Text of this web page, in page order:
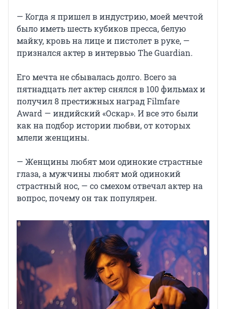
— Когда я пришел в индустрию, моей мечтой
было иметь шесть кубиков пресса, белую
майку, кровь на лице и пистолет в руке, —
признался актер в интервью The Guardian.
Его мечта не сбывалась долго. Всего за
пятнадцать лет актер снялся в 100 фильмах и
получил 8 престижных наград Filmfare
Award — индийский «Оскар». И все это были
как на подбор истории любви, от которых
млели женщины.
— Женщины любят мои одинокие страстные
глаза, а мужчины любят мой одинокий
страстный нос, — со смехом отвечал актер на
вопрос, почему он так популярен.